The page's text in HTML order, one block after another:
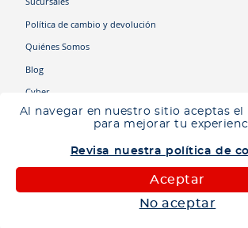
Al navegar en nuestro sitio aceptas el
para mejorar tu
Revisa nuestra política de
Aceptar
No aceptar
Sucursales
Política de cambio y devolución
Quiénes Somos
Blog
Cyber